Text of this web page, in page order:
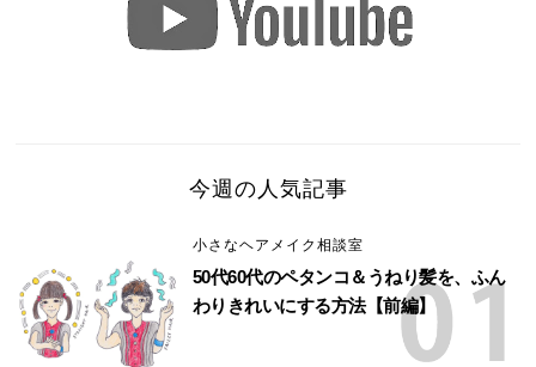
今週の人気記事
小さなヘアメイク相談室
50代60代のペタンコ＆うねり髪を、ふん
わりきれいにする方法【前編】